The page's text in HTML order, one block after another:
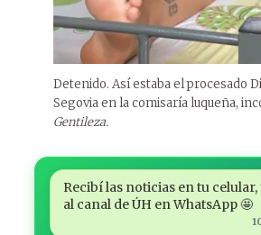
Detenido. Así estaba el procesado
Segovia en la comisaría luqueña,
Gentileza.
Recibí las noticias en tu
al canal de ÚH en WhatsApp 🤩